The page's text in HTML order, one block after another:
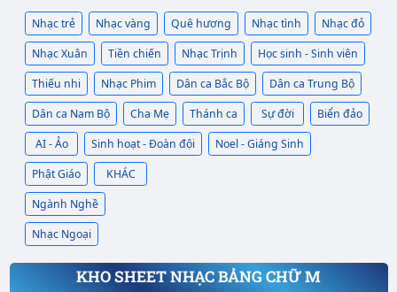
Nhạc trẻ Nhạc vàng Quê hương Nhạc tình
Nhạc đỏ
Nhạc Xuân
Tiền chiến Nhạc Trịnh
Học sinh - Sinh viên
Thiếu nhi
Nhạc Phim Dân ca Bắc Bộ
Dân ca Trung Bộ
Dân ca Nam Bộ
Cha Mẹ Thánh ca Sự đời
Biển đảo
AI - Ảo
Sinh hoạt - Đoàn đội
Noel - Giáng Sinh
Phật Giáo
KHÁC
Ngành Nghề
Nhạc Ngoại
KHO SHEET NHẠC BẢNG CHỮ M